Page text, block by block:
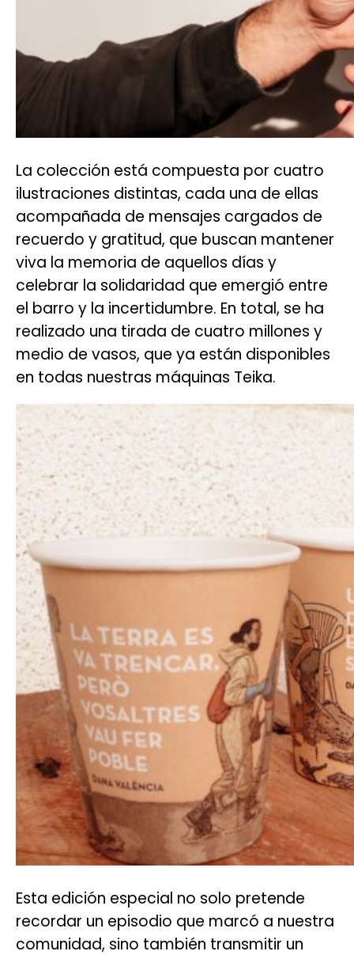
La colección está compuesta por cuatro
ilustraciones distintas, cada una de ellas
acompañada de mensajes cargados de
recuerdo y gratitud, que buscan mantener
viva la memoria de aquellos días y
celebrar la solidaridad que emergió entre
el barro y la incertidumbre. En total, se ha
realizado una tirada de cuatro millones y
medio de vasos, que ya están disponibles
en todas nuestras máquinas Teika.
Esta edición especial no solo pretende
recordar un episodio que marcó a nuestra
comunidad, sino también transmitir un